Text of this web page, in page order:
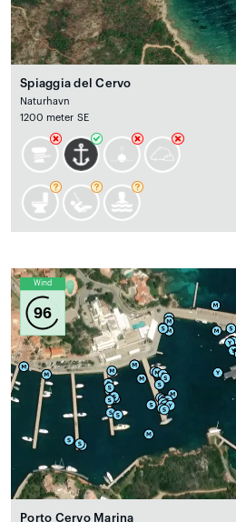
Spiaggia del Cervo
Naturhavn
1200 meter SE
Wind
96
Porto Cervo Marina